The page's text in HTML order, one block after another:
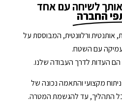
אותך לשיחה עם אחד
החברה
אותנטית ורלוונטית, המבוססת על
עם השטח.
הם העדות לדרך העבודה שלנו.
מקצועי והתאמה נכונה של
כל התהליך, עד להגשמת המטרה.